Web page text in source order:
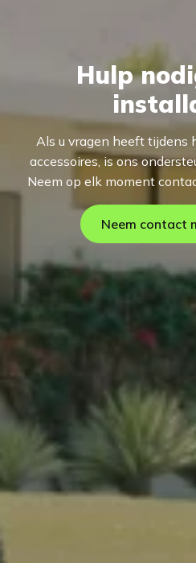
Hulp
Als u vragen heeft tijdens
accessoires, is ons
Neem op elk moment
Neem contact